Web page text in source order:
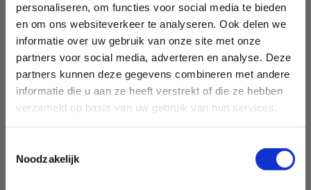
personaliseren, om functies voor social media te bieden
en om ons websiteverkeer te analyseren. Ook delen we
informatie over uw gebruik van onze site met onze
partners voor social media, adverteren en analyse. Deze
partners kunnen deze gegevens combineren met andere
informatie die u aan ze heeft verstrekt of die ze hebben
verzameld op basis van uw gebruik van hun services.
Noodzakelijk